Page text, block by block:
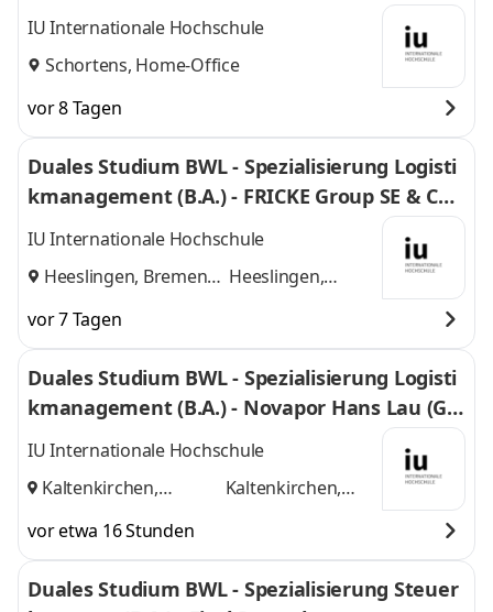
Nordfrost GmbH & Co. KG
IU Internationale Hochschule
Schortens, Home-Office
vor 8 Tagen
Duales Studium BWL - Spezialisierung Logisti
kmanagement (B.A.) - FRICKE Group SE & Co.
KG
IU Internationale Hochschule
Heeslingen, Bremen
Heeslingen,
vor 7 Tagen
Duales Studium BWL - Spezialisierung Logisti
kmanagement (B.A.) - Novapor Hans Lau (G
mbH & Co) KG
IU Internationale Hochschule
Kaltenkirchen,
Kaltenkirchen,
vor etwa 16 Stunden
Duales Studium BWL - Spezialisierung Steuer